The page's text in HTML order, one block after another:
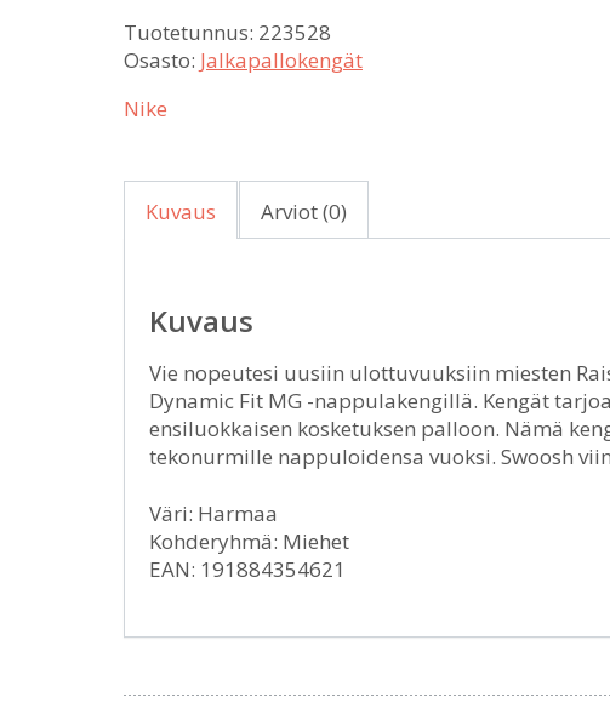
Tuotetunnus: 223528
Osasto: Jalkapallokengät
Nike
Kuvaus Arviot (0)
Kuvaus
Vie nopeutesi uusiin ulottuvuuksiin miesten
Dynamic Fit MG -nappulakengillä. Kengät
ensiluokkaisen kosketuksen palloon. Nämä
tekonurmille nappuloidensa vuoksi. Swoosh
Väri: Harmaa
Kohderyhmä: Miehet
EAN: 191884354621